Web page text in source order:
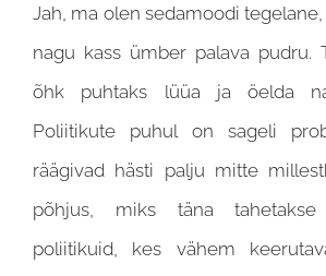
Jah, ma olen sedamoodi tegelane,
nagu kass ümber palava pudru.
õhk puhtaks lüüa ja öelda
Poliitikute puhul on sageli
räägivad hästi palju mitte
põhjus, miks täna
poliitikuid, kes vähem